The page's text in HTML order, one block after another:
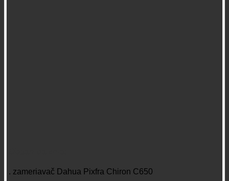
. zameriavač Dahua Pixfra Chiron C650